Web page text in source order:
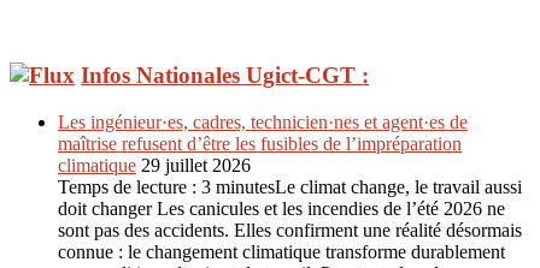
Infos Nationales Ugict-CGT :
Les ingénieur·es, cadres, technicien·nes et agent·es de
maîtrise refusent d’être les fusibles de l’impréparation
climatique 29 juillet 2026
Temps de lecture : 3 minutesLe climat change, le travail aussi
doit changer Les canicules et les incendies de l’été 2026 ne
sont pas des accidents. Elles confirment une réalité désormais
connue : le changement climatique transforme durablement